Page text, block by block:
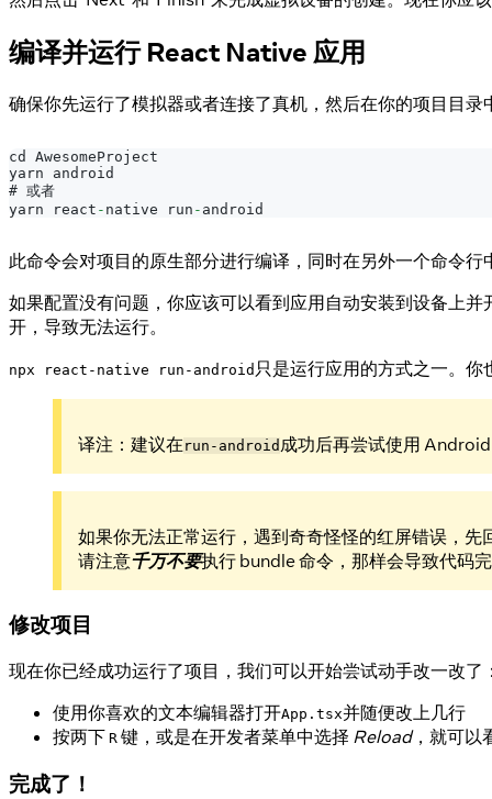
编译并运行 React Native 应用
确保你先运行了模拟器或者连接了真机，然后在你的项目目录
cd AwesomeProject
yarn android
# 或者
yarn react - native run - android
此命令会对项目的原生部分进行编译，同时在另外一个命令行
如果配置没有问题，你应该可以看到应用自动安装到设备上
开，导致无法运行。
npx react-native run-android 只是运行应用的方式之一。
译注：建议在 run-android 成功后再尝试使用
如果你无法正常运行，遇到奇奇怪怪的红屏错误，先
请注意千万不要执行 bundle 命令，那样会导致代码
修改项目
现在你已经成功运行了项目，我们可以开始尝试动手改一改了
使用你喜欢的文本编辑器打开App.tsx并随便改上几行
按两下 R 键，或是在开发者菜单中选择 Reload，就可以
完成了！